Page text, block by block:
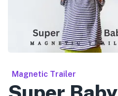
Magnetic Trailer